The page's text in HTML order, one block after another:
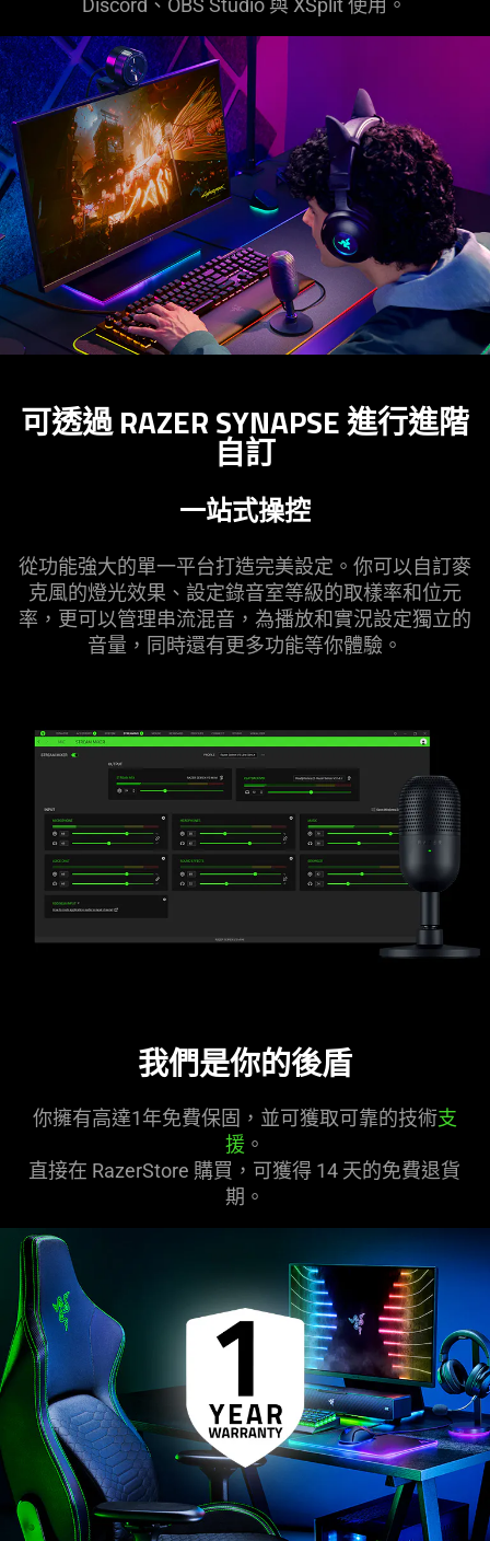
可透過 RAZER SYNAPSE 進行進階
自訂
一站式操控
從功能強大的單一平台打造完美設定。你可以自訂麥
克風的燈光效果、設定錄音室等級的取樣率和位元
率，更可以管理串流混音，為播放和實況設定獨立的
音量，同時還有更多功能等你體驗 。
我們是你的後盾
你擁有高達1年免費保固，並可獲取可靠的技術支
援。
直接在 RazerStore 購買，可獲得 14 天的免費退貨
期。